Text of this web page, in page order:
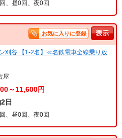
、昼0回、夜0回
お気に入りに登録
刈谷 【1-2名】≪名鉄電車全線乗り放
屋
～11,600円
日
、昼0回、夜0回